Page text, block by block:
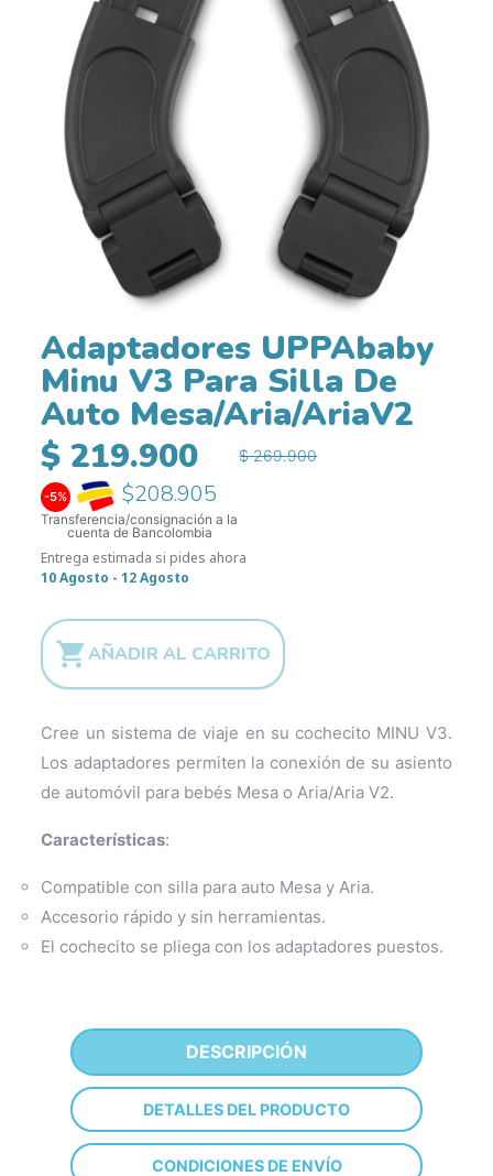
Adaptadores UPPAbaby
Minu V3 Para Silla De
Auto Mesa/Aria/AriaV2
$ 219.900
$ 269.900
-5% $208.905
Transferencia/consignación a la
cuenta de Bancolombia
Entrega estimada si pides ahora
10 Agosto - 12 Agosto
AÑADIR AL CARRITO
Cree un sistema de viaje en su cochecito MINU V3.
Los adaptadores permiten la conexión de su asiento
de automóvil para bebés Mesa o Aria/Aria V2.
Características:
Compatible con silla para auto Mesa y Aria.
Accesorio rápido y sin herramientas.
El cochecito se pliega con los adaptadores puestos.
DESCRIPCIÓN
DETALLES DEL PRODUCTO
CONDICIONES DE ENVÍO